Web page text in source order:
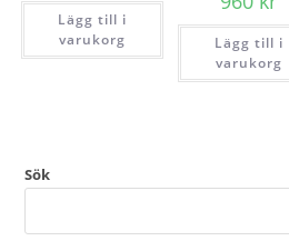
Lägg till i
varukorg
Lägg till i
varukorg
Sök